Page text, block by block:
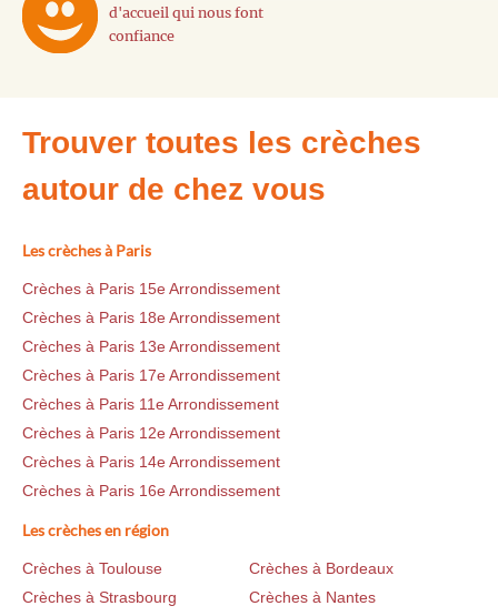
d'accueil qui nous font
confiance
Trouver toutes les crèches
autour de chez vous
Les crèches à Paris
Crèches à Paris 15e Arrondissement
Crèches à Paris 18e Arrondissement
Crèches à Paris 13e Arrondissement
Crèches à Paris 17e Arrondissement
Crèches à Paris 11e Arrondissement
Crèches à Paris 12e Arrondissement
Crèches à Paris 14e Arrondissement
Crèches à Paris 16e Arrondissement
Les crèches en région
Crèches à Toulouse
Crèches à Bordeaux
Crèches à Strasbourg
Crèches à Nantes